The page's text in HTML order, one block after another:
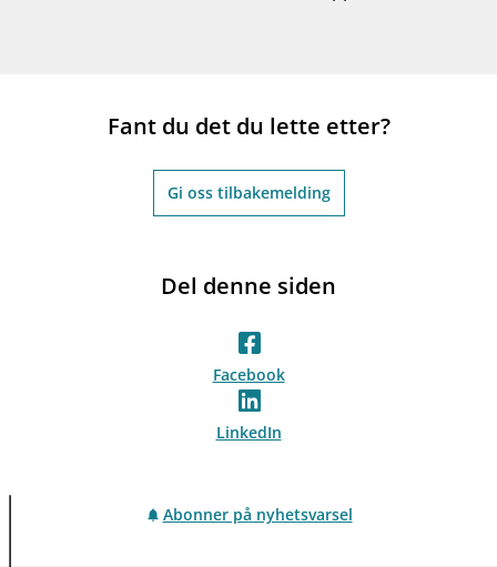
Fant du det du lette etter?
Gi oss tilbakemelding
Del denne siden
Facebook
LinkedIn
Abonner på nyhetsvarsel